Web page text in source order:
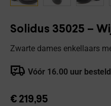
Solidus 35025 –
Zwarte dames enkellaars
Vóór 16.00 uur
€ 219,95